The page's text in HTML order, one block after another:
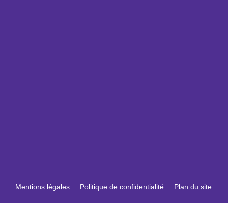
Mentions légales Politique de confidentialité Plan du site